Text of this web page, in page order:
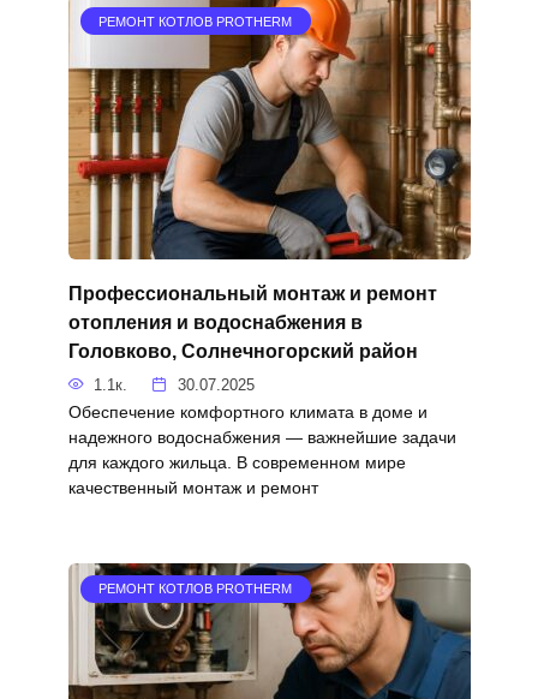
РЕМОНТ КОТЛОВ PROTHERM
Профессиональный монтаж и ремонт
отопления и водоснабжения в
Головково, Солнечногорский район
1.1к. 30.07.2025
Обеспечение комфортного климата в доме и
надежного водоснабжения — важнейшие задачи
для каждого жильца. В современном мире
качественный монтаж и ремонт
РЕМОНТ КОТЛОВ PROTHERM